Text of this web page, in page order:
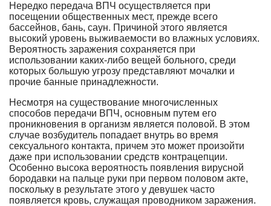
Нередко передача ВПЧ осуществляется при
посещении общественных мест, прежде всего
бассейнов, бань, саун. Причиной этого является
высокий уровень выживаемости во влажных условиях.
Вероятность заражения сохраняется при
использовании каких-либо вещей больного, среди
которых большую угрозу представляют мочалки и
прочие банные принадлежности.
Несмотря на существование многочисленных
способов передачи ВПЧ, основным путем его
проникновения в организм является половой. В этом
случае возбудитель попадает внутрь во время
сексуального контакта, причем это может произойти
даже при использовании средств контрацепции.
Особенно высока вероятность появления вирусной
бородавки на пальце руки при первом половом акте,
поскольку в результате этого у девушек часто
появляется кровь, служащая проводником заражения.